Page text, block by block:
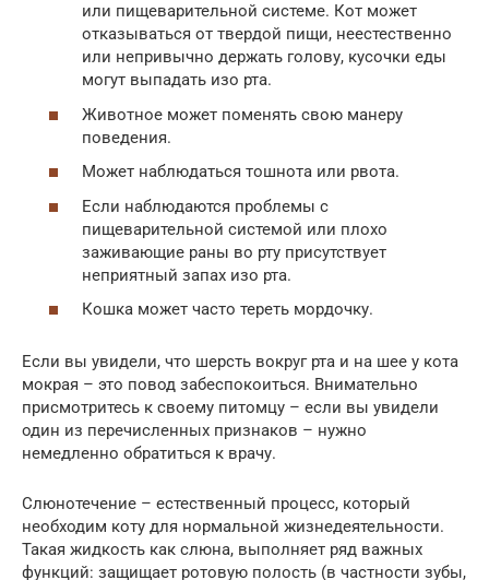
или пищеварительной системе. Кот может
отказываться от твердой пищи, неестественно
или непривычно держать голову, кусочки еды
могут выпадать изо рта.
Животное может поменять свою манеру
поведения.
Может наблюдаться тошнота или рвота.
Если наблюдаются проблемы с
пищеварительной системой или плохо
заживающие раны во рту присутствует
неприятный запах изо рта.
Кошка может часто тереть мордочку.
Если вы увидели, что шерсть вокруг рта и на шее у кота
мокрая – это повод забеспокоиться. Внимательно
присмотритесь к своему питомцу – если вы увидели
один из перечисленных признаков – нужно
немедленно обратиться к врачу.
Слюнотечение – естественный процесс, который
необходим коту для нормальной жизнедеятельности.
Такая жидкость как слюна, выполняет ряд важных
функций: защищает ротовую полость (в частности зубы,